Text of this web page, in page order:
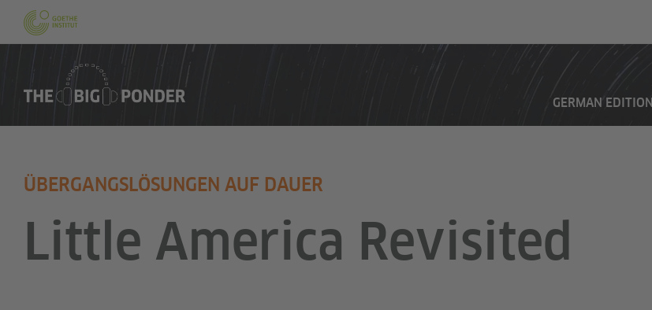
GERMAN EDITION
ÜBERGANGSLÖSUNGEN AUF DAUER
Little America Revisited